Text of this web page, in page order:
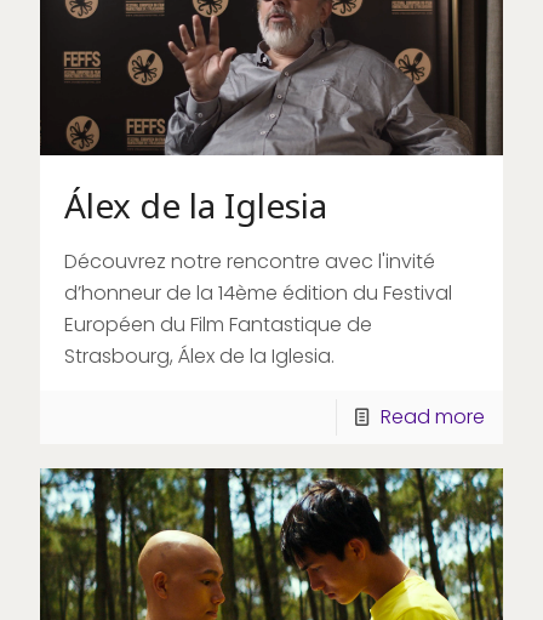
Álex de la Iglesia
Découvrez notre rencontre avec l'invité
d’honneur de la 14ème édition du Festival
Européen du Film Fantastique de
Strasbourg, Álex de la Iglesia.
Read more